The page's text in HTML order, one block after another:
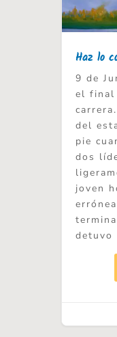
Haz lo
9 de
el final
del
pie
dos
joven
detuvo